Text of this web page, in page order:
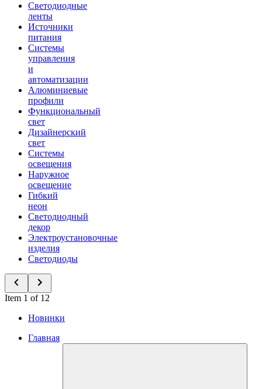
Светодиодные
ленты
Источники
питания
Системы
управления
и
автоматизации
Алюминиевые
профили
Функциональный
свет
Дизайнерский
свет
Системы
освещения
Наружное
освещение
Гибкий
неон
Светодиодный
декор
Электроустановочные
изделия
Светодиоды
Item 1 of 12
Новинки
Главная